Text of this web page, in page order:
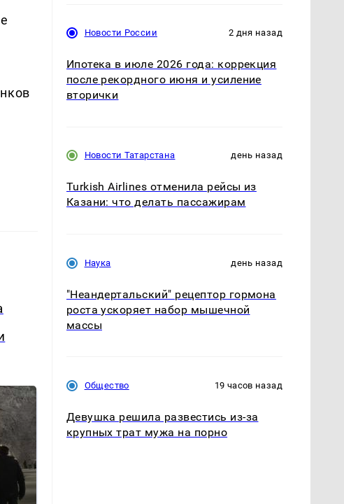
Новости России 2 дня назад
Ипотека в июле 2026 года: коррекция
после рекордного июня и усиление
вторички
Новости Татарстана день назад
Turkish Airlines отменила рейсы из
Казани: что делать пассажирам
Наука день назад
"Неандертальский" рецептор гормона
роста ускоряет набор мышечной
массы
Общество 19 часов назад
Девушка решила развестись из-за
крупных трат мужа на порно